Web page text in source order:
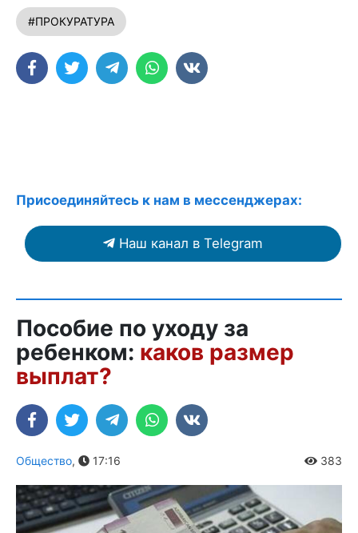
#ПРОКУРАТУРА
Присоединяйтесь к нам в мессенджерах:
Наш канал в Telegram
Пособие по уходу за
ребенком: каков размер
выплат?
Общество, 17:16 383